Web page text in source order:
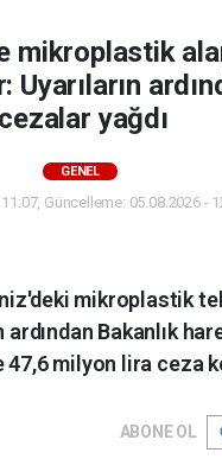
mikroplastik
Uyarıların
cezalar yağdı
GENEL
Güncelleme: 05.08.2026 -
mikroplastik
ardından Bakanlık
47,6 milyon lira ceza
ABONE OL